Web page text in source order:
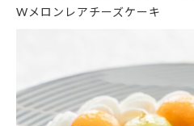
Wメロンレアチーズケーキ